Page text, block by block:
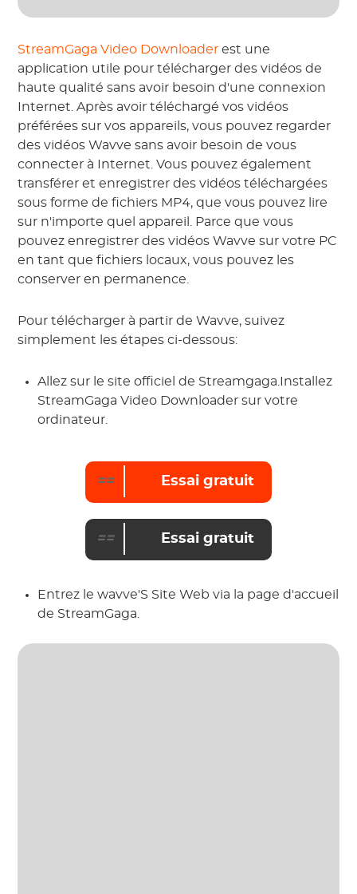
StreamGaga Video Downloaderest une
application utile pour télécharger des vidéos de
haute qualité sans avoir besoin d'une connexion
Internet. Après avoir téléchargé vos vidéos
préférées sur vos appareils, vous pouvez regarder
des vidéos Wavve sans avoir besoin de vous
connecter à Internet. Vous pouvez également
transférer et enregistrer des vidéos téléchargées
sous forme de fichiers MP4, que vous pouvez lire
sur n'importe quel appareil. Parce que vous
pouvez enregistrer des vidéos Wavve sur votre PC
en tant que fichiers locaux, vous pouvez les
conserver en permanence.
Pour télécharger à partir de Wavve, suivez
simplement les étapes ci-dessous:
Allez sur le site officiel de Streamgaga.Installez
StreamGaga Video Downloader sur votre
ordinateur.
== Essai gratuit
== Essai gratuit
Entrez le wavve'S Site Web via la page d'accueil
de StreamGaga.